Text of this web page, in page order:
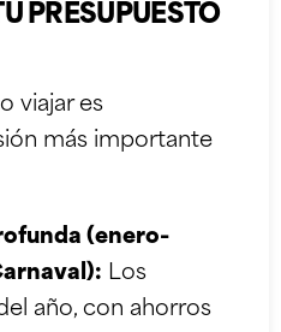
PRESUPUESTO
viajar es
más importante
(enero-
Los
año, con ahorros